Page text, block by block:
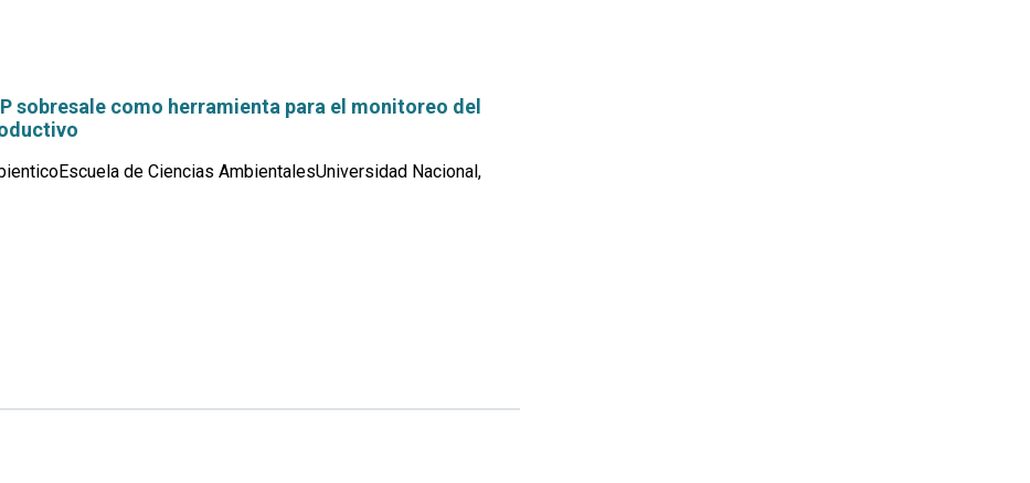
sobresale como herramienta para el monitoreo del
de Ciencias AmbientalesUniversidad Nacional,